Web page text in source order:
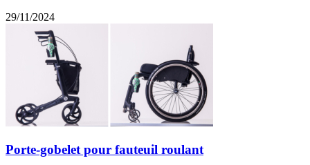
29/11/2024
Porte-gobelet pour fauteuil roulant